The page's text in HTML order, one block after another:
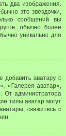
два изображения.
это звёздочки,
сообщений вы
обычно более
уникально для
добавить аватару с
«Галерея аватар»,
От администратора
типы аватар могут
свяжитесь с